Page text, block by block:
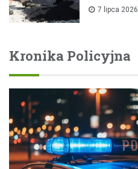
7 lipca 2026
Kronika Policyjna